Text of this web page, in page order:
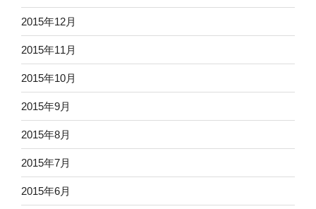
2015年12月
2015年11月
2015年10月
2015年9月
2015年8月
2015年7月
2015年6月